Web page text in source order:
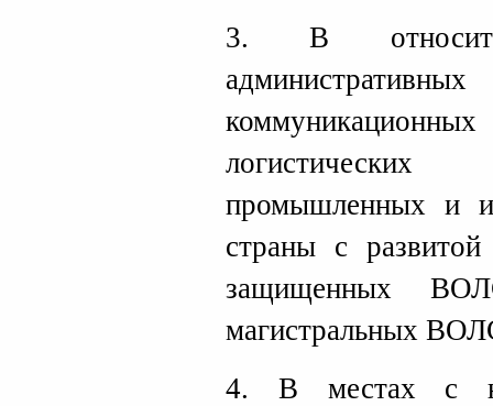
3. В
промышленных и
страны с
защищенных
магистральных
4. В местах с